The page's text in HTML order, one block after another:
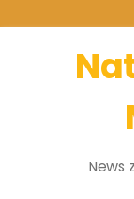
News